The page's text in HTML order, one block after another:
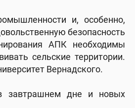
и, особенно,
безопасность
АПК необходимы
сельские территории.
Вернадского.
завтрашнем дне и новых